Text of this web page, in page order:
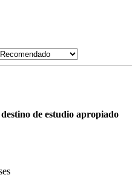
destino de estudio apropiado